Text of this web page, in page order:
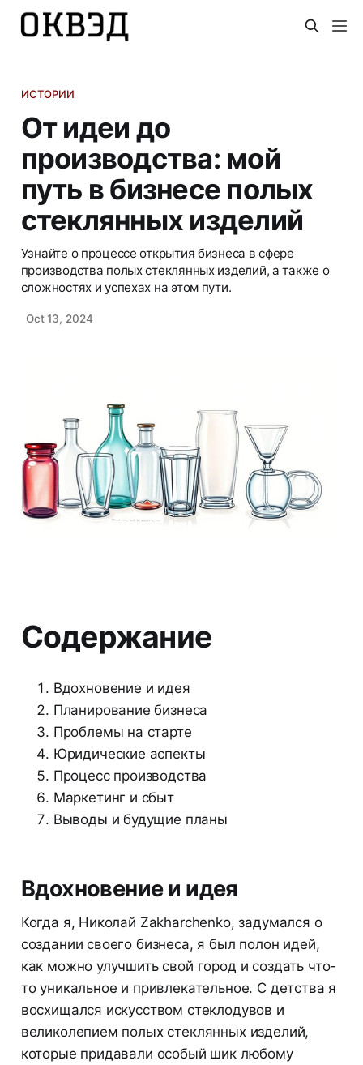
ИСТОРИИ
От идеи до
производства: мой
путь в бизнесе полых
стеклянных изделий
Узнайте о процессе открытия бизнеса в сфере
производства полых стеклянных изделий, а также о
сложностях и успехах на этом пути.
Oct 13, 2024
Содержание
Вдохновение и идея
Планирование бизнеса
Проблемы на старте
Юридические аспекты
Процесс производства
Маркетинг и сбыт
Выводы и будущие планы
Вдохновение и идея
Когда я, Николай Zakharchenko, задумался о
создании своего бизнеса, я был полон идей,
как можно улучшить свой город и создать что-
то уникальное и привлекательное. С детства я
восхищался искусством стеклодувов и
великолепием полых стеклянных изделий,
которые придавали особый шик любому